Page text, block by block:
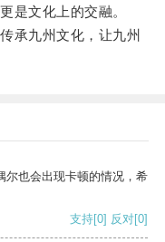
文化上的交融。
九州文化，让九州
尔也会出现卡顿的情况，希
支持[0] 反对[0]